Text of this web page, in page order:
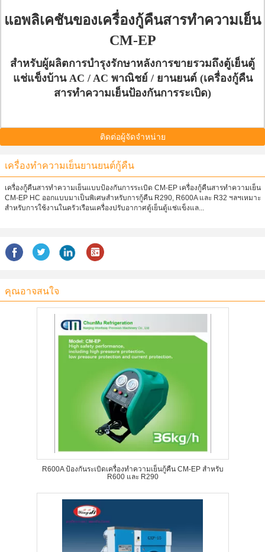
แอพลิเคชันของเครื่องกู้คืนสารทำความเย็น
CM-EP
สำหรับผู้ผลิตการบำรุงรักษาหลังการขายรวมถึงตู้เย็นตู้
แช่แข็งบ้าน AC / AC พาณิชย์ / ยานยนต์ (เครื่องกู้คืน
สารทำความเย็นป้องกันการระเบิด)
ติดต่อผู้จัดจำหน่าย
เครื่องทำความเย็นยานยนต์กู้คืน
เครื่องกู้คืนสารทำความเย็นแบบป้องกันการระเบิด CM-EP เครื่องกู้คืนสารทำความเย็น
CM-EP HC ออกแบบมาเป็นพิเศษสำหรับการกู้คืน R290, R600A และ R32 ฯลฯเหมาะ
สำหรับการใช้งานในครัวเรือนเครื่องปรับอากาศตู้เย็นตู้แช่แข็งแล...
คุณอาจสนใจ
R600A ป้องกันระเบิดเครื่องทำความเย็นกู้คืน CM-EP สำหรับ
R600 และ R290